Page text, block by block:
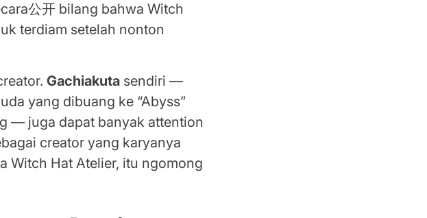
公开 bilang bahwa Witch
terdiam setelah nonton
Gachiakuta sendiri —
yang dibuang ke “Abyss”
— juga dapat banyak attention
creator yang karyanya
Witch Hat Atelier, itu ngomong